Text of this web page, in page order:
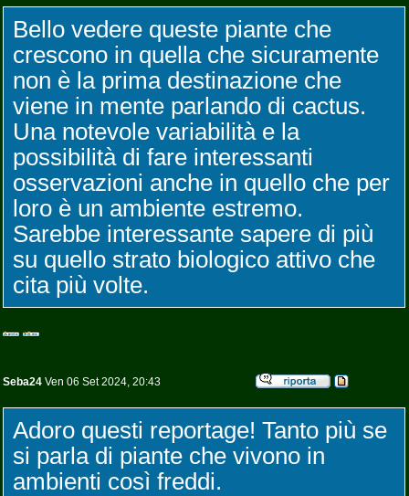
Bello vedere queste piante che
crescono in quella che sicuramente
non è la prima destinazione che
viene in mente parlando di cactus.
Una notevole variabilità e la
possibilità di fare interessanti
osservazioni anche in quello che per
loro è un ambiente estremo.
Sarebbe interessante sapere di più
su quello strato biologico attivo che
cita più volte.
Seba24 Ven 06 Set 2024, 20:43
Adoro questi reportage! Tanto più se
si parla di piante che vivono in
ambienti così freddi.